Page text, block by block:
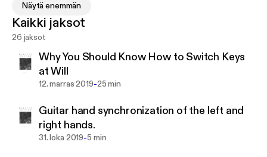
make your guitar playing journey a little bit easier. I
like to make things a little less complicated and I
believe that learning on YouTube is not always the
greatest. I’ve been studying music for 20 years and
I’ve studied with professional composer and
guitarist George Bellas. I hope that this podcast
Cover art photo provided by Jeremy Allouche on
Unsplash:https://unsplash.com/@labandestyle
Näytä enemmän
Kaikki jaksot
26 jaksot
Why You Should Know How to Switch Keys
at Will
12. marras 2019-25 min
Guitar hand synchronization of the left and
right hands.
31. loka 2019-5 min